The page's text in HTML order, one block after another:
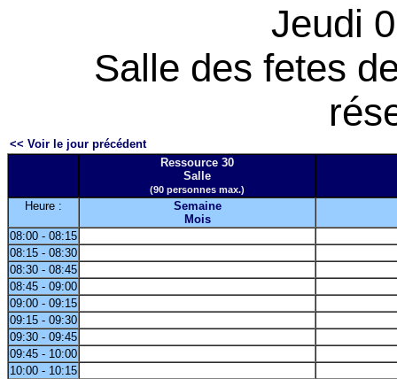
Jeudi
Salle des fetes
<< Voir le jour précédent
Ressource 30
Salle
(90 personnes max.)
Heure :
Semaine
Mois
08:00 - 08:15
08:15 - 08:30
08:30 - 08:45
08:45 - 09:00
09:00 - 09:15
09:15 - 09:30
09:30 - 09:45
09:45 - 10:00
10:00 - 10:15